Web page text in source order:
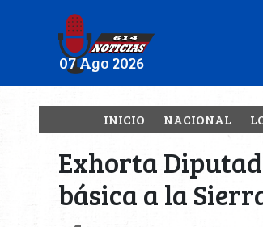
07 Ago 2026
INICIO NACIONAL
Exhorta
básica a la